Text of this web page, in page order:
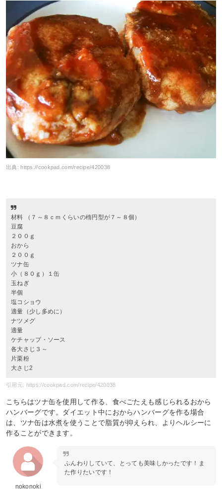
出典:https://cookpad.com/recipe/420038
材料 （７～８ｃｍくらいの楕円型が７～８個）
豆腐
２００ｇ
おから
２００ｇ
ツナ缶
小（８０ｇ）１缶
玉ねぎ
半個
塩コショウ
適量（少し多めに）
ナツメグ
適量
ケチャップ・ソース
各大さじ３～
片栗粉
大さじ2
引用元: https://cookpad.com/recipe/420038
こちらはツナ缶を使用して作る、食べごたえも感じられるおから
ハンバーグです。ダイエット中におからハンバーグを作る場合
は、ツナ缶は水煮を使うことで脂質が抑えられ、よりヘルシーに
作ることができます。
nokonoki
ふんわりしていて、とっても美味しかったです！ま
た作りたいです！